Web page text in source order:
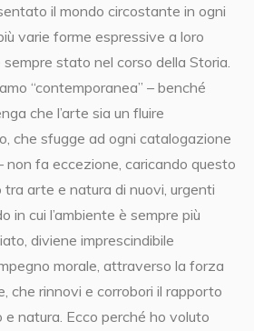
il mondo circostante in ogni
varie forme espressive a loro
stato nel corso della Storia.
“contemporanea” – benché
che l’arte sia un fluire
che sfugge ad ogni catalogazione
fa eccezione, caricando questo
arte e natura di nuovi, urgenti
in cui l’ambiente è sempre più
diviene imprescindibile
morale, attraverso la forza
che rinnovi e corrobori il rapporto
e natura. Ecco perché ho voluto